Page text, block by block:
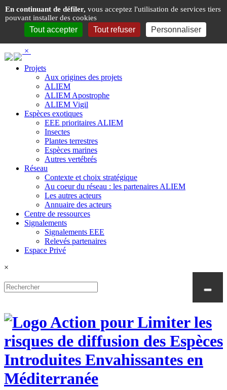
×
Projets
Aux origines des projets
ALIEM
ALIEM Apostrophe
ALIEM Vigil
Espèces exotiques
EEE prioritaires ALIEM
Insectes
Plantes terrestres
Espèces marines
Autres vertébrés
Réseau
Contexte et choix stratégique
Au coeur du réseau : les partenaires ALIEM
Les autres acteurs
Annuaire des acteurs
Centre de ressources
Signalements
Signalements EEE
Relevés partenaires
Espace Privé
×
Panneau de gestion des cookies
En continuant de défiler, vous acceptez l'utilisation de services tiers
pouvant installer des cookies
Tout accepter Tout refuser Personnaliser